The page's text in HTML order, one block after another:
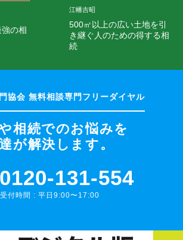
の相
江幡吉昭
500㎡以上の広い土地を引
き継ぐ人のための得する相
続
相続でのお悩みを
が解決します。
0120-131-554
受付時間 : 平日9:00〜17:00